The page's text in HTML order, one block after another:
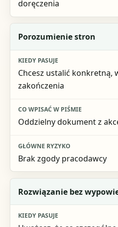
doręczenia
Porozumienie stron
Chcesz ustalić konkretną,
zakończenia
Oddzielny dokument z
Brak zgody pracodawcy
Rozwiązanie bez